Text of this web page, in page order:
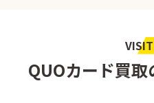
QUOカード買